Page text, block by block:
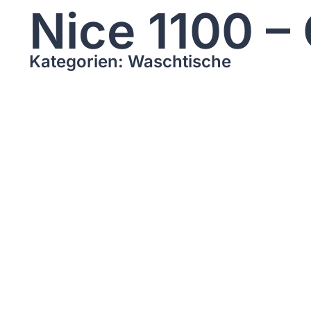
Nice 1100 –
Kategorien: Waschtische